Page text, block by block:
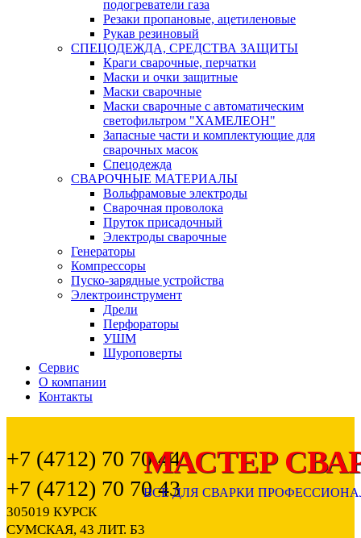
подогреватели газа
Резаки пропановые, ацетиленовые
Рукав резиновый
СПЕЦОДЕЖДА, СРЕДСТВА ЗАЩИТЫ
Краги сварочные, перчатки
Маски и очки защитные
Маски сварочные
Маски сварочные с автоматическим
светофильтром "ХАМЕЛЕОН"
Запасные части и комплектующие для
сварочных масок
Спецодежда
СВАРОЧНЫЕ МАТЕРИАЛЫ
Вольфрамовые электроды
Сварочная проволока
Пруток присадочный
Электроды сварочные
Генераторы
Компрессоры
Пуско-зарядные устройства
Электроинструмент
Дрели
Перфораторы
УШМ
Шуроповерты
Сервис
О компании
Контакты
+7 (4712) 70 70 44
+7 (4712) 70 70 43
305019 КУРСК
СУМСКАЯ, 43 ЛИТ. Б3